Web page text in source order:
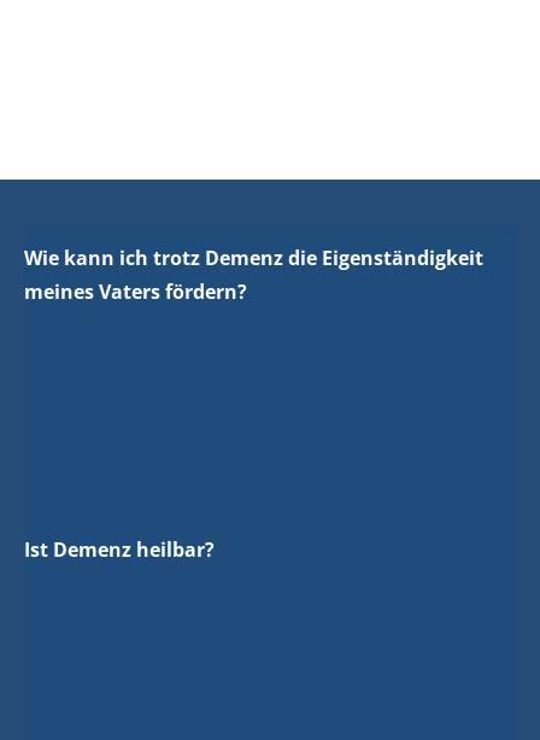
Wie kann ich trotz Demenz die Eigenständigkeit
meines Vaters fördern?
Ist Demenz heilbar?